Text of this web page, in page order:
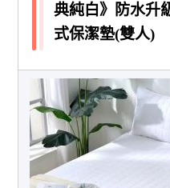
典純白》防水升
式保潔墊(雙人)